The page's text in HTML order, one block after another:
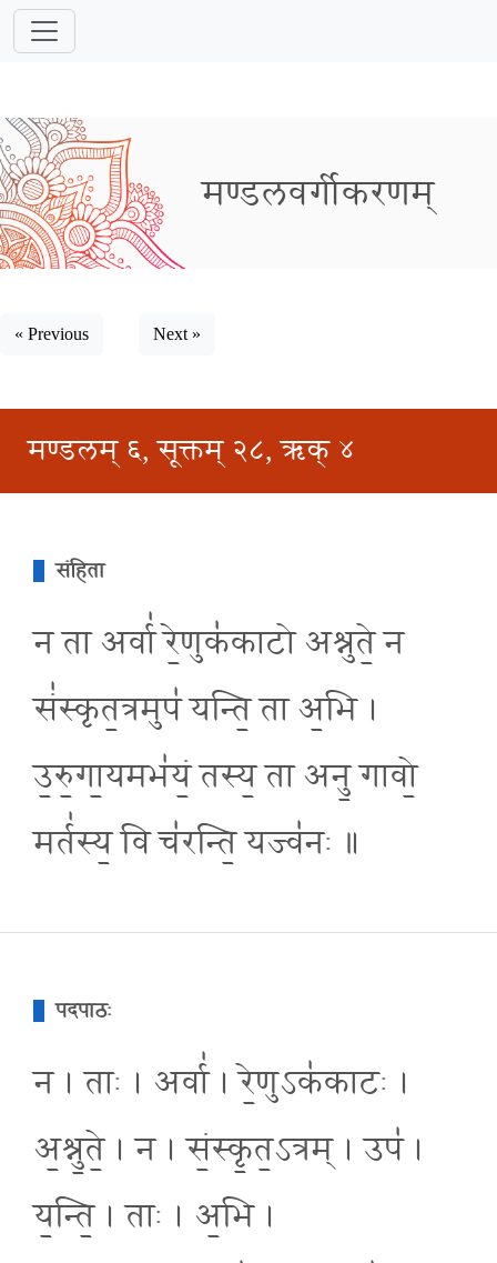
मण्डलवर्गीकरणम्
« Previous Next »
मण्डलम् ६, सूक्तम् २८, ऋक् ४
संहिता
न ता अर्वा॑ रे॒णुक॑काटो अश्नुते॒ न
सं॑स्कृत॒त्रमुप॑ यन्ति॒ ता अ॒भि ।
उ॒रु॒गा॒यमभ॑यं॒ तस्य॒ ता अनु॒ गावो॒
मर्त॑स्य॒ वि च॑रन्ति॒ यज्व॑नः ॥
पदपाठः
न । ताः । अर्वा॑ । रे॒णुऽक॑काटः ।
अ॒श्नु॒ते॒ । न । सं॒स्कृ॒त॒ऽत्रम् । उप॑ ।
य॒न्ति॒ । ताः । अ॒भि ।